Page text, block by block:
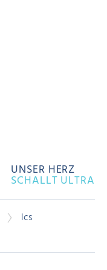
UNSER HERZ
SCHALLT ULTRA
lcs